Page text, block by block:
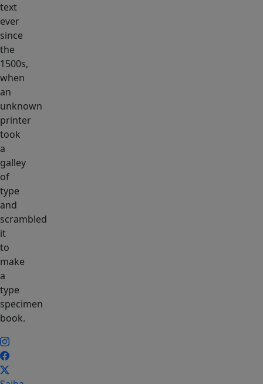
text
ever
since
the
1500s,
when
an
unknown
printer
took
a
galley
of
type
and
scrambled
it
to
make
a
type
specimen
book.